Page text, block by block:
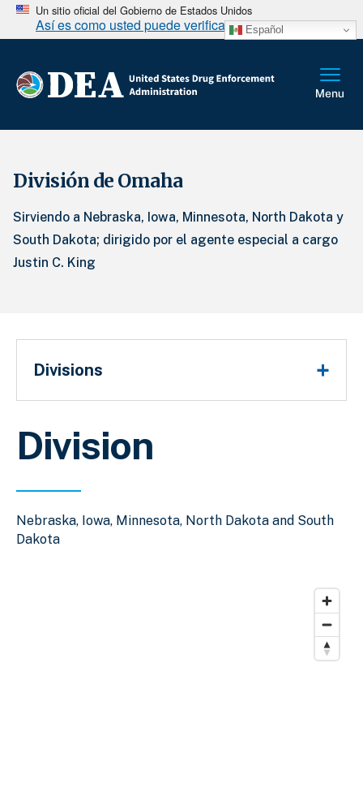
Un sitio oficial del Gobierno de Estados Unidos
Así es como usted puede verificarlo Español
División de Omaha
Sirviendo a Nebraska, Iowa, Minnesota, North Dakota y
South Dakota; dirigido por el agente especial a cargo
Justin C. King
Division
Nebraska, Iowa, Minnesota, North Dakota and South
Dakota
Divisions